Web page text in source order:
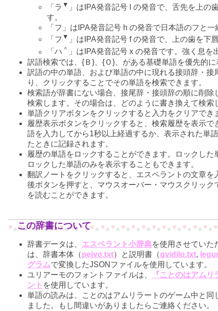
「ラ ▼ 」はIPA発音記号 l の発音で、舌先を上の
す。
「フ」はIPA発音記号 h の発音で日本語のフと一
「フ ▼ 」はIPA発音記号 f の発音で、上の歯を下
「ハ ＾
」はIPA発音記号 x の発音です。強く息を
訳語検索では、{Ｂ}、{Ｏ}、がある基礎単語を優先的
訳語の中の単語、および単語の中に現れる接頭辞・接
り、クリックすることでその単語を検索できます。
検索語が辞書にない場合、接尾辞・接頭辞の順に削除
検索します。その場合は、どのように書き換えて検索
単語クリアボタンをクリックすると入力をクリアでき
履歴表示ボタンをクリックすると、検索履歴を表示で
語を入力してから1秒以上経過するか、表示された単
たときに記録されます。
履歴の単語をロックすることができます。ロックした
ロックした単語のみを表示することもできます。
翻訳ノートをクリックすると、エスペラントの文章を
後ボタンを押すと、マウスオーバー・マウスクリック
を読むことができます。
この辞書について
辞書データは、 エスペラント小辞典を使用させていた
は、辞書本体（pejvo.txt）と説明書（gvidilo.txt,
グラムで変換したJSONファイルを使用しています。
ユリアーモのフォントファイルは、
『ことのはアム
ント を使用しています。
単語の読みは、ことのはアムリラートのゲーム中と同
ました。もし間違いがありましたらご連絡ください。